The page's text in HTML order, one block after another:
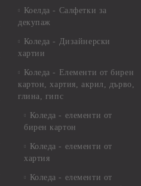
Коелда - Салфетки за
декупаж
Коледа - Дизайнерски
хартии
Коледа - Eлементи от бирен
картон, хартия, акрил, дърво,
глина, гипс
Коледа - елементи от
бирен картон
Коледа - елементи от
хартия
Коледа - елементи от